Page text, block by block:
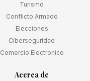
Turismo
Conflicto Armado
Elecciones
Ciberseguridad
Comercio Electronico
Acerca de